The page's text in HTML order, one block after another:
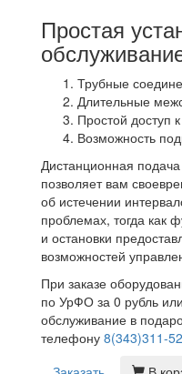
Простая
Трубные
Длительные
Простой доступ
Возможность
Дистанционная
позволяет вам
об истечении
проблемах, тогда как
и остановки
возможностей
При заказе
по УрФО за 0 рубль
обслуживание в
телефону 8(343)311-